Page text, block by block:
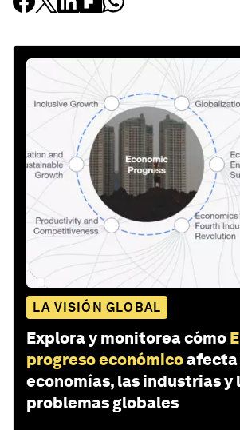
LA VISIÓN GLOBAL
Explora y monitorea cómo
progreso económicoafecta
economías, las industrias y
problemas globales